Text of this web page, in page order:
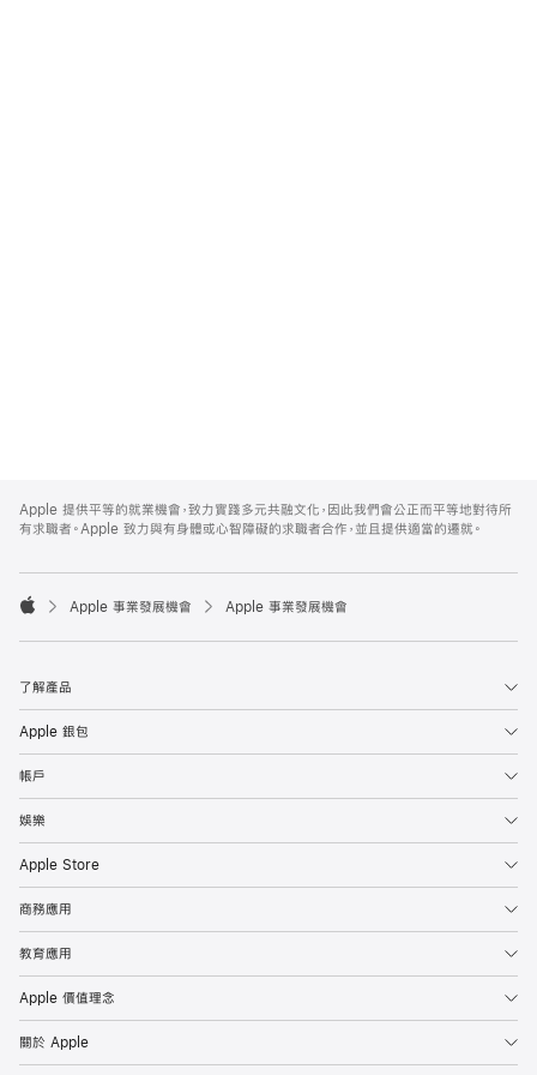
Footer
Apple 提供平等的就業機會，致力實踐多元共融文化，因此我們會公正而平等地對待所
有求職者。Apple 致力與有身體或心智障礙的求職者合作，並且提供適當的遷就。

Apple 事業發展機會 Apple 事業發展機會
了解產品
Apple 銀包
帳戶
娛樂
Apple Store
商務應用
教育應用
Apple 價值理念
關於 Apple